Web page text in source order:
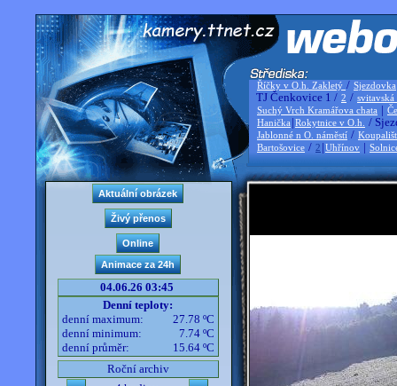
Říčky v O.h. Zakletý / Sjezdovka
TJ Čenkovice 1 / 2 / svitavská
Suchý Vrch Kramářova chata |
Hanička |Rokytnice v O.h. /
Jablonné n O. náměstí /
Bartošovice / 2 |Uhřínov |
04.06.26 03:45
Denní teploty:
denní maximum:
27.78 ºC
denní minimum:
7.74 ºC
denní průměr:
15.64 ºC
Roční archiv